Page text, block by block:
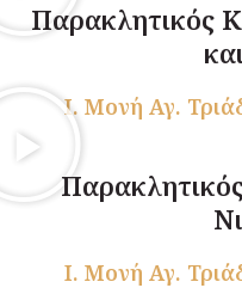
Παρακλητικός
Ι. Μονή Αγ.
Ι. Μονή Αγ.